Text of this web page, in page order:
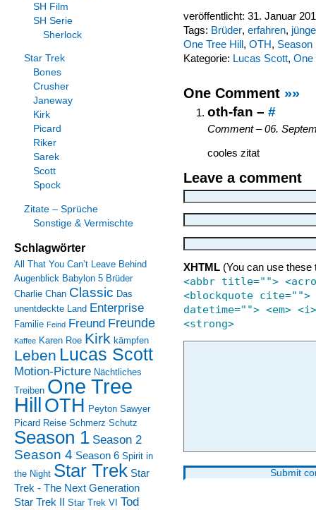
veröffentlicht: 31. Januar
Tags: Brüder, erfahren,
One Tree Hill , OTH, Season
Kategorie: Lucas Scott, One
One Comment »»
oth-fan – #
Comment – 06.
cooles zitat
Leave a comment
XHTML (You can use
<abbr title="">
<blockquote cite="">
datetime=""> <em>
<strong>
SH Film
SH Serie
Sherlock
Star Trek
Bones
Crusher
Janeway
Kirk
Picard
Riker
Sarek
Scott
Spock
Zitate – Sprüche
Sonstige & Vermischte
Schlagwörter
All That You Can’t Leave Behind
Augenblick Babylon 5 Brüder
Charlie Chan Classic Das
unentdeckte Land Enterprise
Familie Feind Freund Freunde
Kaffee Karen Roe Kirk kämpfen
Leben Lucas Scott
Motion-Picture Nächtliches
Treiben One Tree
Hill OTH Peyton Sawyer
Picard Reise Schmerz Schutz
Season 1 Season 2
Season 4 Season 6 Spirit in
the Night Star Trek Star
Trek - The Next Generation
Star Trek II Star Trek VI Tod